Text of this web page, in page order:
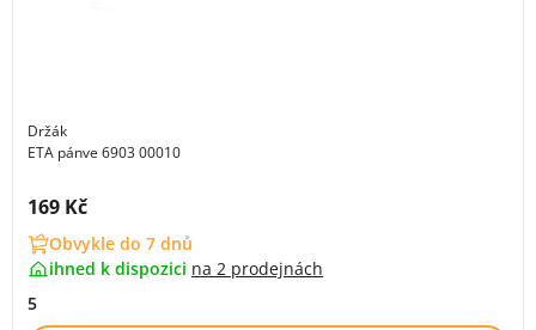
Držák
ETA pánve 6903 00010
Cena s DPH:
169 Kč
Obvykle do 7 dnů
ihned k dispozici na 2 prodejnách
5